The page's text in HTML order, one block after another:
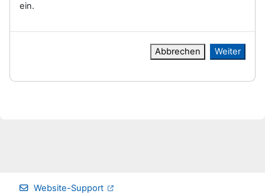
ein.
Abbrechen Weiter
Website-Support